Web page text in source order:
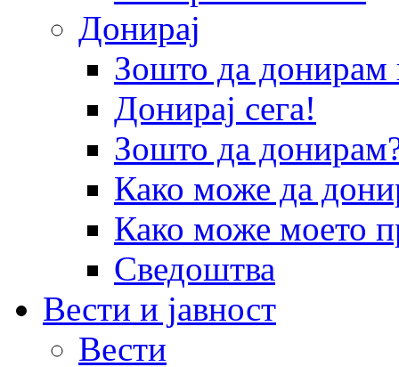
Донирај
Зошто да
Донирај сега!
Зошто да
Како може да
Како може моето
Сведоштва
Вести и јавност
Вести